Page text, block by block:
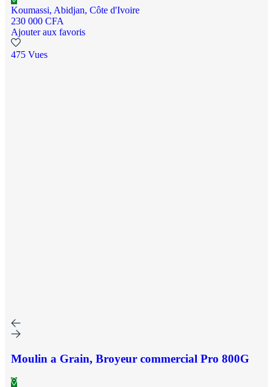
Koumassi, Abidjan, Côte d'Ivoire
230 000 CFA
Ajouter aux favoris
475 Vues
Moulin a Grain, Broyeur commercial Pro 800G